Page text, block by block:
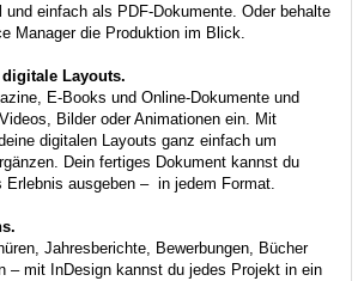
und einfach als PDF-Dokumente. Oder behalte
Manager die Produktion im Blick.
Layouts.
E-Books und Online-Dokumente und
Bilder oder Animationen ein. Mit
digitalen Layouts ganz einfach um
Dein fertiges Dokument kannst du
ausgeben – in jedem Format.
Jahresberichte, Bewerbungen, Bücher
– mit InDesign kannst du jedes Projekt in ein